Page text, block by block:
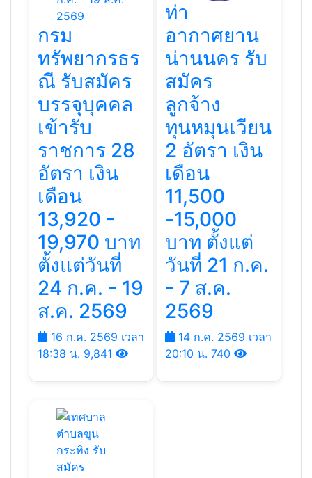
กรม
ทรัพยากรธร
ณี รับสมัคร
บรรจุบุคคล
เข้ารับ
ราชการ 28
อัตรา เงิน
เดือน
13,920 -
19,970 บาท
ตั้งแต่วันที่
24 ก.ค. - 19
ส.ค. 2569
16 ก.ค. 2569 เวลา
18:38 น. 9,841
ท่า
อากาศยาน
น่านนคร รับ
สมัคร
ลูกจ้าง
ทุนหมุนเวียน
2 อัตรา เงิน
เดือน
11,500
-15,000
บาท ตั้งแต่
วันที่ 21 ก.ค.
- 7 ส.ค.
2569
14 ก.ค. 2569 เวลา
20:10 น.740